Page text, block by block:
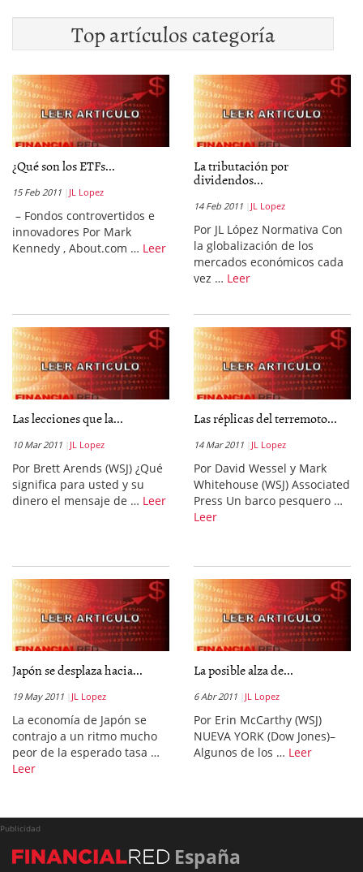
Top artículos categoría
¿Qué son los ETFs...
15 Feb 2011 JL Lopez
– Fondos controvertidos e
innovadores Por Mark
Kennedy , About.com … Leer
La tributación por
dividendos...
14 Feb 2011 JL Lopez
Por JL López Normativa Con
la globalización de los
mercados económicos cada
vez … Leer
Las lecciones que la...
10 Mar 2011 JL Lopez
Por Brett Arends (WSJ) ¿Qué
significa para usted y su
dinero el mensaje de … Leer
Las réplicas del terremoto...
14 Mar 2011 JL Lopez
Por David Wessel y Mark
Whitehouse (WSJ) Associated
Press Un barco pesquero …
Leer
Japón se desplaza hacia...
19 May 2011 JL Lopez
La economía de Japón se
contrajo a un ritmo mucho
peor de la esperado tasa …
Leer
La posible alza de...
6 Abr 2011 JL Lopez
Por Erin McCarthy (WSJ)
NUEVA YORK (Dow Jones)–
Algunos de los … Leer
Publicidad
España